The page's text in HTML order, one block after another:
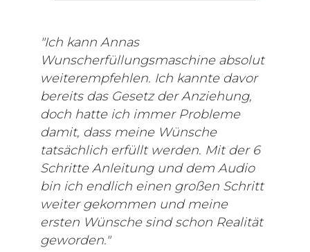
"Ich kann Annas
Wunscherfüllungsmaschine absolut
weiterempfehlen. Ich kannte davor
bereits das Gesetz der Anziehung,
doch hatte ich immer Probleme
damit, dass meine Wünsche
tatsächlich erfüllt werden. Mit der 6
Schritte Anleitung und dem Audio
bin ich endlich einen großen Schritt
weiter gekommen und meine
ersten Wünsche sind schon Realität
geworden."